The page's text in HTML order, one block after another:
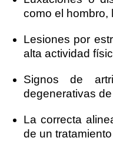
como el hombro,
Lesiones por
alta actividad
Signos de
degenerativas
La correcta
de un